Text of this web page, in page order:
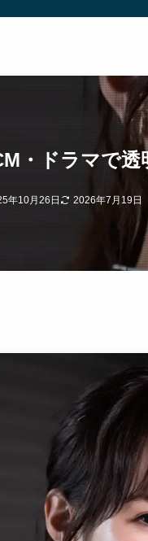
・ドラマで
年10月26日 2026年7月19日